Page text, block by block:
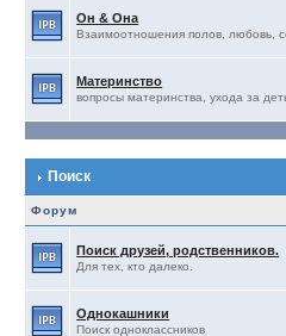
Он & Она
Взаимоотношения полов, любовь,
Материнство
вопросы материнства, ухода за
Поиск
Форум
Поиск друзей, родственников.
Для тех, кто далеко.
Однокашники
Поиск одноклассников